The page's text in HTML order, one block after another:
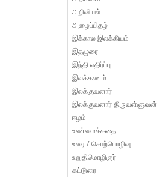
அறிவியல்
அழைப்பிதழ்
இக்கால இலக்கியம்
இதழுரை
இந்தி எதிர்ப்பு
இலக்கணம்
இலக்குவனார்
இலக்குவனார் திருவள்ளுவன்
ஈழம்
உண்மைக்கதை
உரை / சொற்பொழிவு
உறுதிமொழிஞர்
கட்டுரை